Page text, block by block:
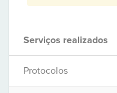
Serviços realizados
Protocolos